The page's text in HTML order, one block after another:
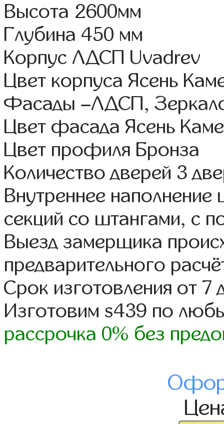
Высота 2600мм
Глубина 450 мм
Корпус ЛДСП Uvadrev
Цвет корпуса Ясень
Фасады –ЛДСП,
Цвет фасада Ясень
Цвет профиля Бронза
Количество дверей 3
Внутреннее
секций со штангами, с
Выезд замерщика
предварительного
Срок изготовления от 7
Изготовим s439 по
рассрочка 0% без